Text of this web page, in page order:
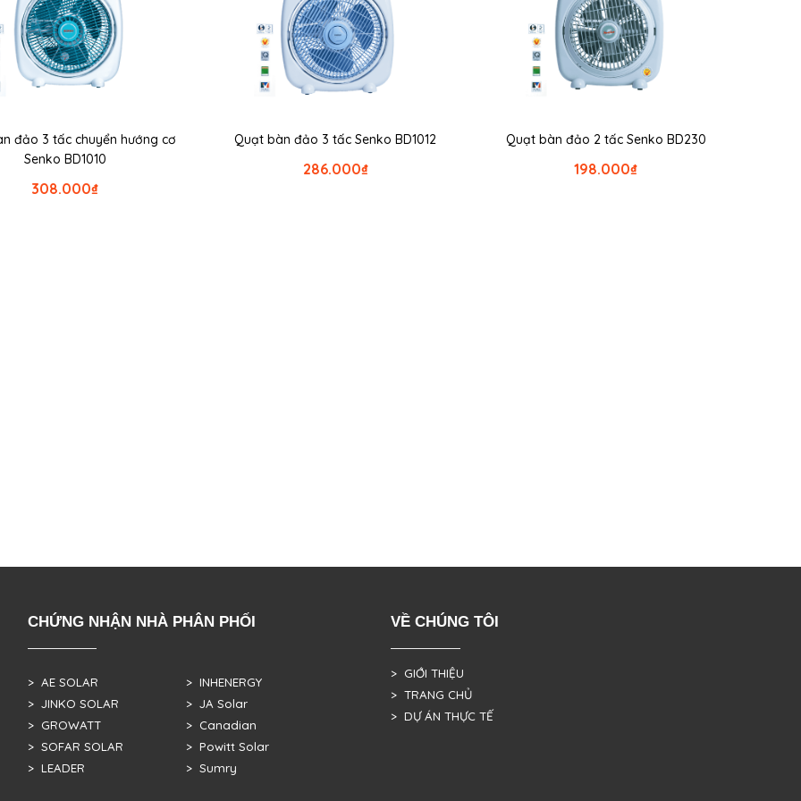
đảo 3 tấc chuyển hướng cơ
Senko BD1010
₫
308.000
Quạt bàn đảo 3 tấc Senko BD1012
₫
286.000
Quạt bàn đảo 2 tấc Senko BD230
₫
198.000
CHỨNG NHẬN NHÀ PHÂN PHỐI
> AE SOLAR
> JINKO SOLAR
> GROWATT
> SOFAR SOLAR
> LEADER
> INHENERGY
> JA Solar
> Canadian
> Powitt Solar
> Sumry
VỀ CHÚNG TÔI
> GIỚI THIỆU
> TRANG CHỦ
> DỰ ÁN THỰC TẾ